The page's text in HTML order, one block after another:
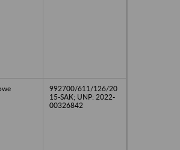
992700/611/126/20
15-SAK; UNP: 2022-
00326842